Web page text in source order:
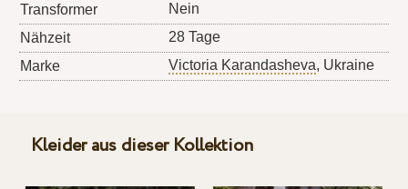
Transformer
Nein
Nähzeit
28 Tage
Marke
Victoria Karandasheva, Ukraine
Kleider aus dieser Kollektion